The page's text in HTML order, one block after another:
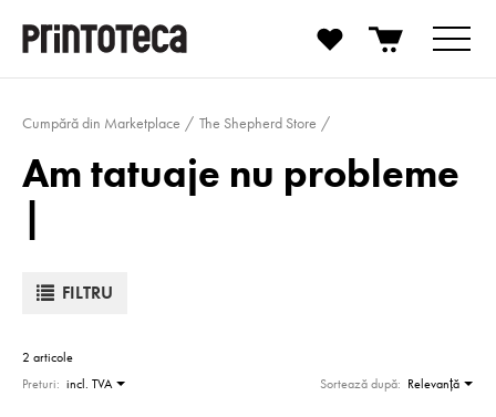
Cumpără din Marketplace The Shepherd Store
Am tatuaje nu probleme
|
FILTRU
2 articole
Preturi: incl. TVA Sortează după: Relevanţă